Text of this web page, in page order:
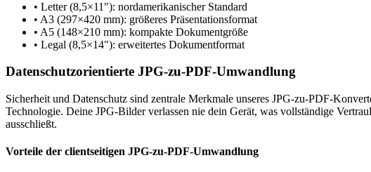
• Letter (8,5×11"): nordamerikanischer Standard
• A3 (297×420 mm): größeres Präsentationsformat
• A5 (148×210 mm): kompakte Dokumentgröße
• Legal (8,5×14"): erweitertes Dokumentformat
Datenschutzorientierte JPG-zu-PDF-Umwandlung
Sicherheit und Datenschutz sind zentrale Merkmale unseres JPG-zu-PDF-
Technologie. Deine JPG-Bilder verlassen nie dein Gerät, was vollständige
ausschließt.
Vorteile der clientseitigen JPG-zu-PDF-Umwandlung